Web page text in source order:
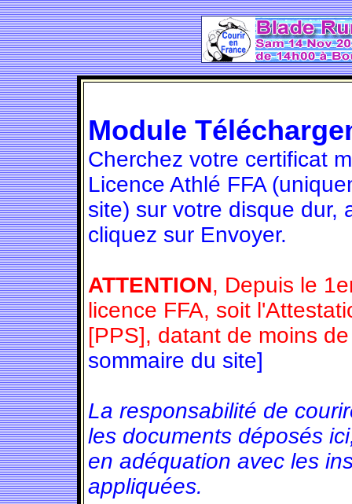
Module
Cherchez votre certificat
Licence Athlé FFA
site) sur votre disque dur,
cliquez sur Envoyer.
ATTENTION, Depuis le
licence FFA, soit
[PPS], datant de moins
sommaire du site]
La responsabilité de
les documents déposés
en adéquation avec les
appliquées.